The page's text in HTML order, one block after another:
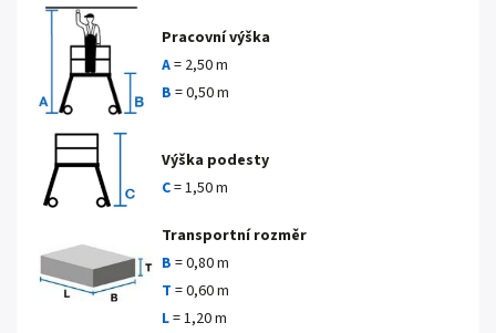
Pracovní výška
A= 2,50 m
B = 0,50 m
Výška podesty
C= 1,50 m
Transportní rozměr
B =0,80 m
T =0,60 m
L=1,20 m